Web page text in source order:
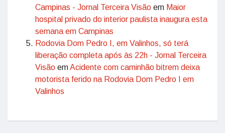
Campinas - Jornal Terceira Visão em Maior
hospital privado do interior paulista inaugura esta
semana em Campinas
Rodovia Dom Pedro I, em Valinhos, só terá
liberação completa após às 22h - Jornal Terceira
Visão emAcidente com caminhão bitrem deixa
motorista ferido na Rodovia Dom Pedro I em
Valinhos